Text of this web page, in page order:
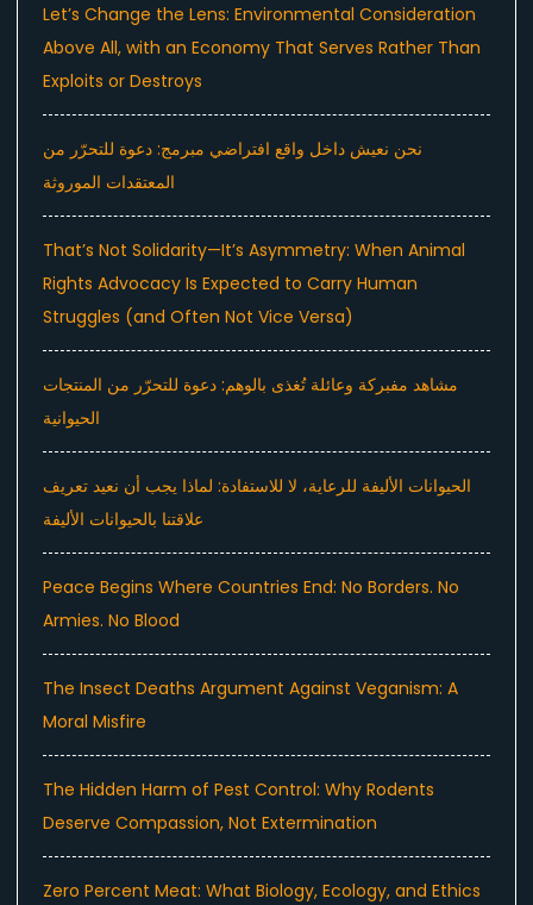
Let’s Change the Lens: Environmental Consideration
Above All, with an Economy That Serves Rather Than
Exploits or Destroys
نحن نعيش داخل واقع افتراضي مبرمج: دعوة للتحرّر من
المعتقدات الموروثة
That’s Not Solidarity—It’s Asymmetry: When Animal
Rights Advocacy Is Expected to Carry Human
Struggles (and Often Not Vice Versa)
مشاهد مفبركة وعائلة تُغذى بالوهم: دعوة للتحرّر من المنتجات
الحيوانية
الحيوانات الأليفة للرعاية، لا للاستفادة: لماذا يجب أن نعيد تعريف
علاقتنا بالحيوانات الأليفة
Peace Begins Where Countries End: No Borders. No
Armies. No Blood
The Insect Deaths Argument Against Veganism: A
Moral Misfire
The Hidden Harm of Pest Control: Why Rodents
Deserve Compassion, Not Extermination
Zero Percent Meat: What Biology, Ecology, and Ethics